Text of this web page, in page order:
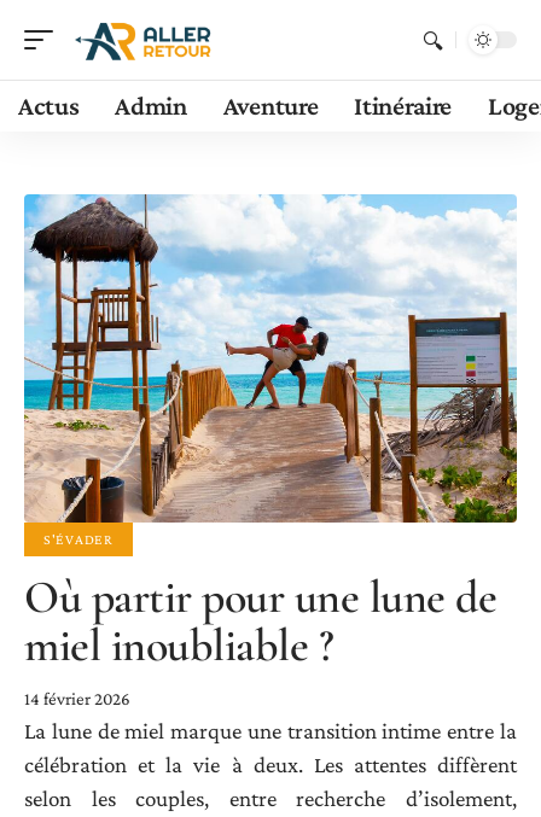
Actus Admin Aventure Itinéraire
S'ÉVADER
Où partir pour une lune de
miel inoubliable ?
14 février 2026
La lune de miel marque une transition intime entre la
célébration et la vie à deux. Les attentes diffèrent
selon les couples, entre recherche d’isolement,